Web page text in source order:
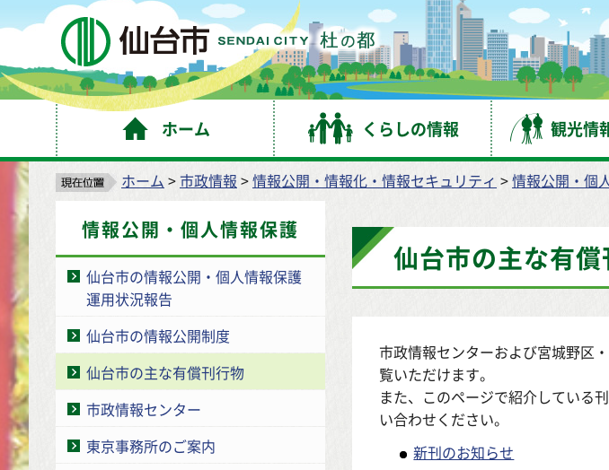
仙台市
ホーム くらしの情報 観光情
ホーム >市政情報 >情報公開・情報化・情報セキュリティ >情報公開・個
情報公開・個人情報保護
仙台市の情報公開・個人情報保護
運用状況報告
仙台市の情報公開制度
仙台市の主な有償刊行物
市政情報センター
東京事務所のご案内
仙台市の主な有償
市政情報センターおよび宮城野区
覧いただけます。
また、このページで紹介している
い合わせください。
新刊のお知らせ